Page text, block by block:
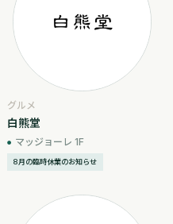
グルメ
白熊堂
マッジョーレ 1F
8月の臨時休業のお知らせ